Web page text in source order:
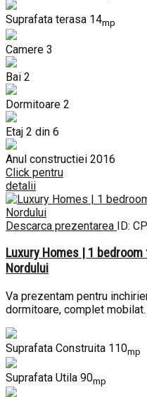
Suprafata terasa 14mp
Camere 3
Bai 2
Dormitoare 2
Etaj 2 din 6
Anul constructiei 2016
Click pentru
detalii
Descarca prezentarea ID:
Luxury Homes | 1
Nordului
Va prezentam pentru
dormitoare, complet
Suprafata Construita 110mp
Suprafata Utila 90mp